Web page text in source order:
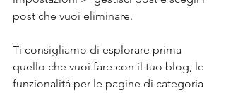
post che vuoi eliminare.
Ti consigliamo di esplorare prima
quello che vuoi fare con il tuo blog, le
funzionalità per le pagine di categoria